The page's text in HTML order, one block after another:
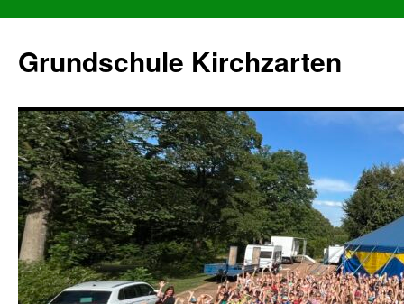
Grundschule Kirchzarten